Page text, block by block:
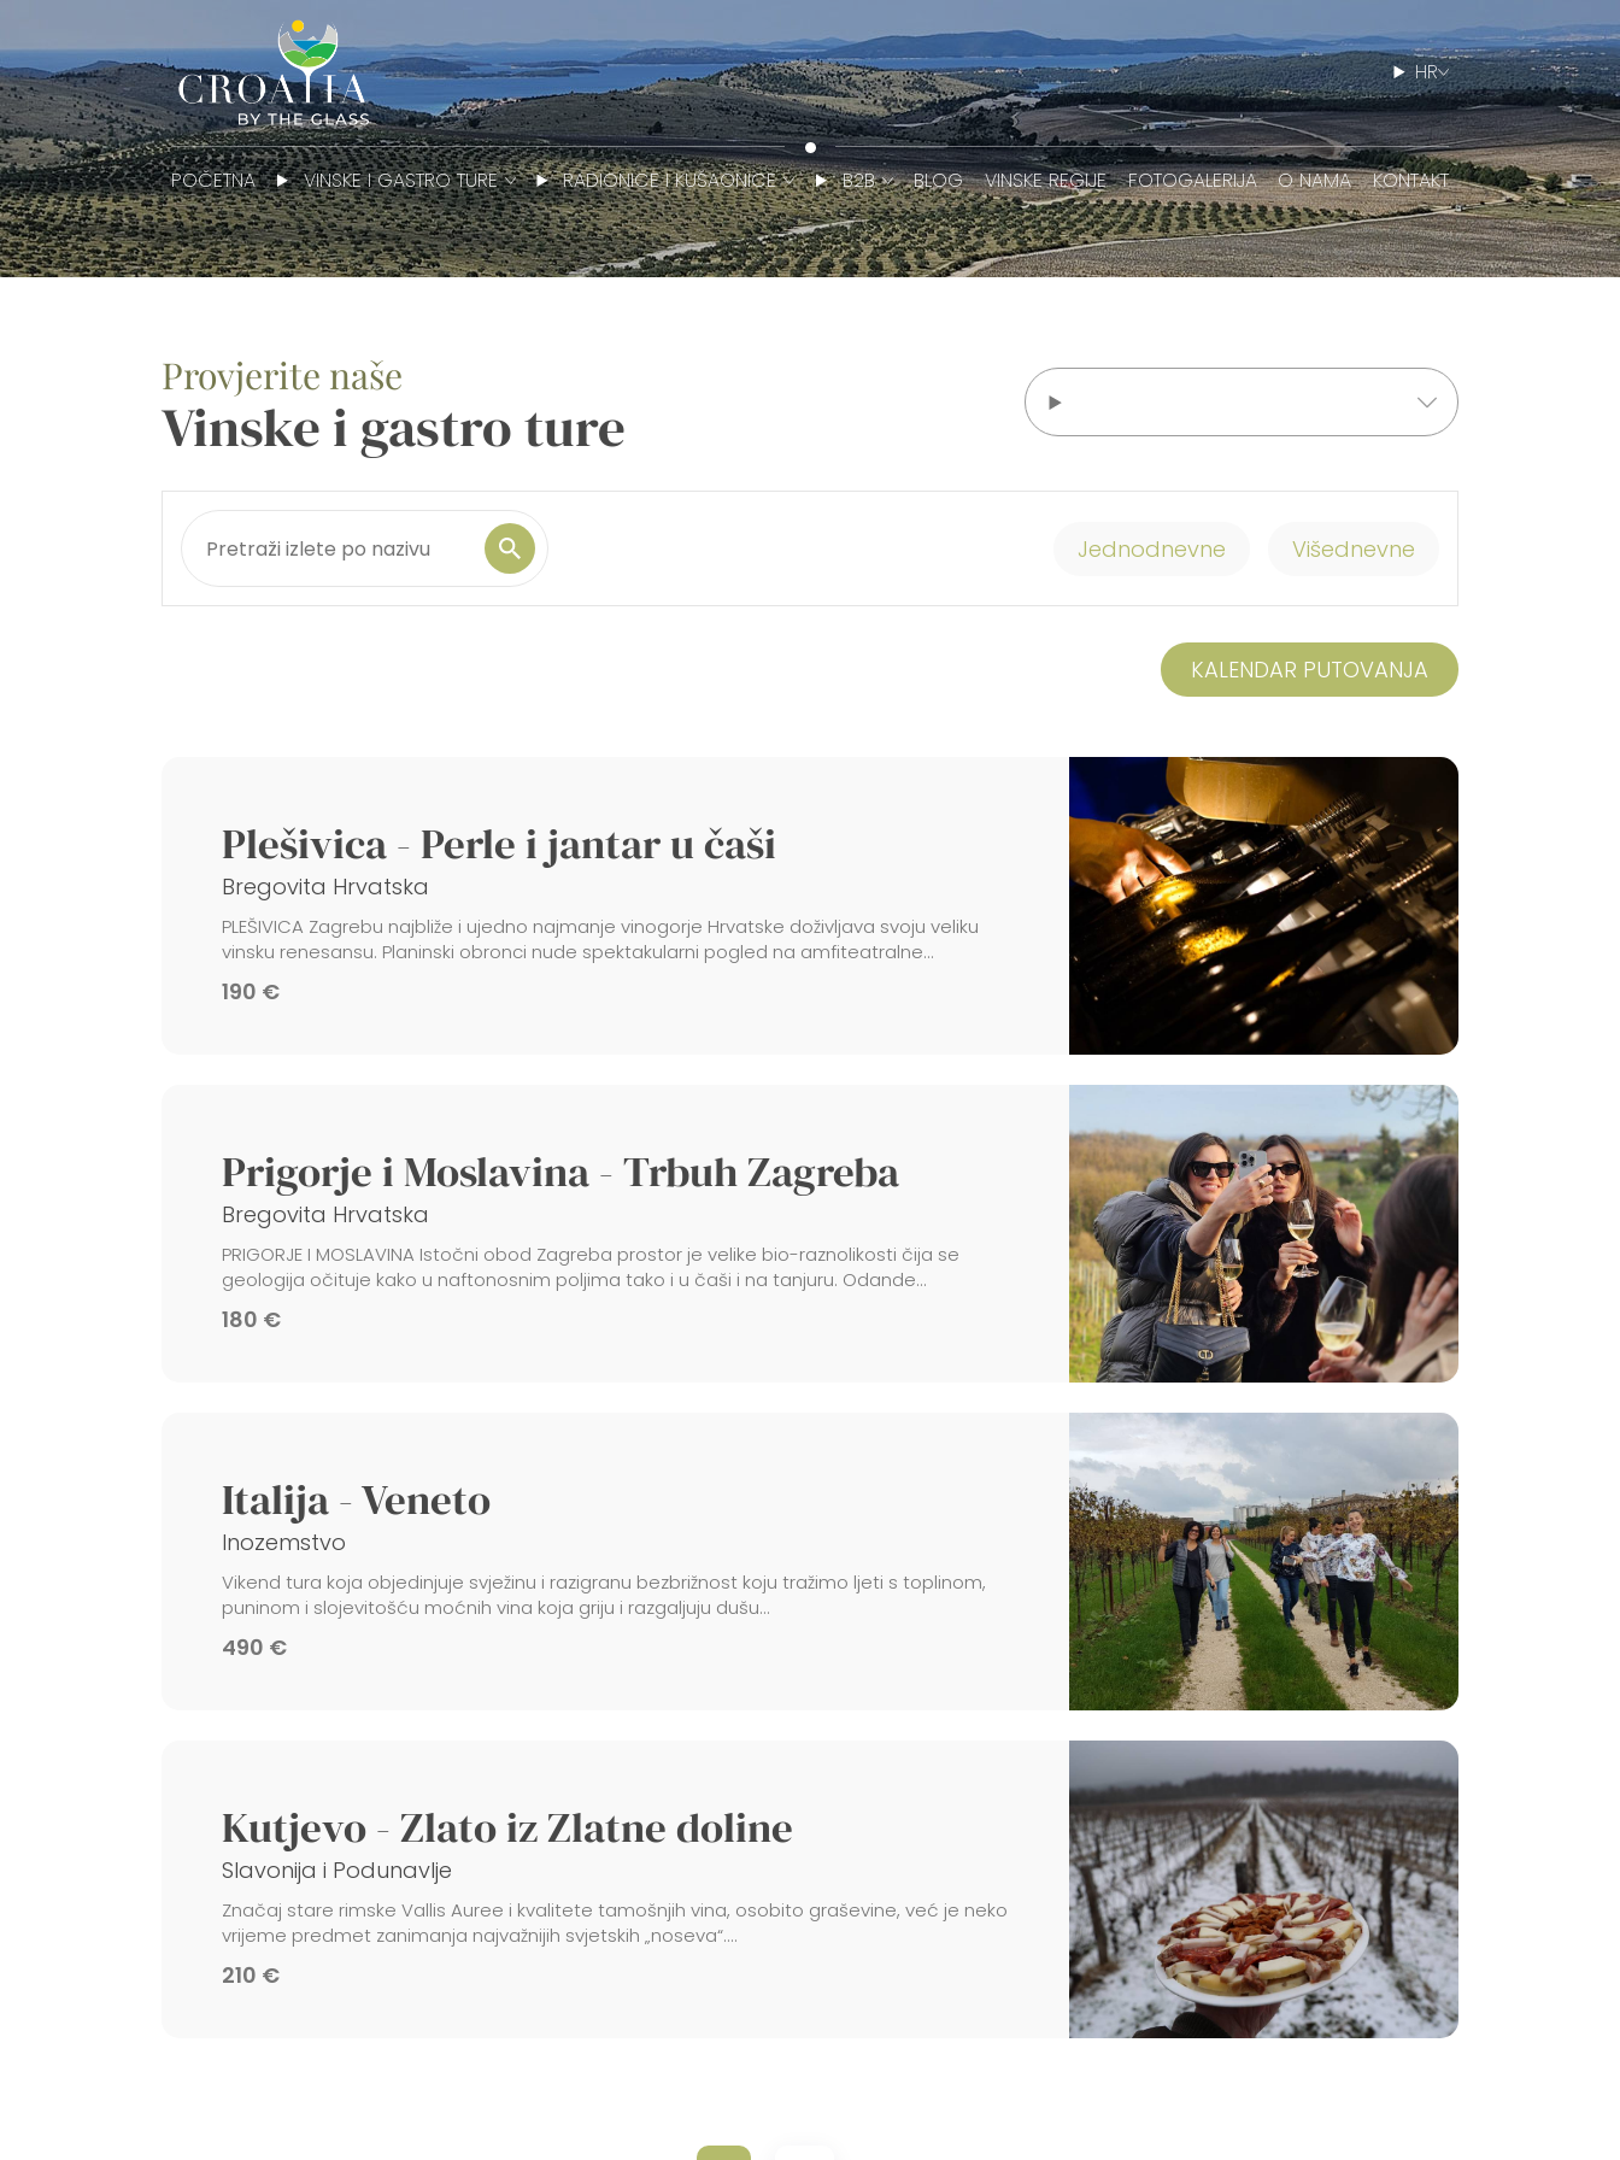
HR
POČETNA VINSKE I GASTRO TURE RADIONICE I KUŠAONICE B2B BLOG VINSKE REGIJE FOTOGALERIJA O NAMA KONTAKT
Provjerite naše
Vinske i gastro ture
Jednodnevne Višednevne
KALENDAR PUTOVANJA
Plešivica - Perle i jantar u čaši
Bregovita Hrvatska
PLEŠIVICA Zagrebu najbliže i ujedno najmanje vinogorje Hrvatske doživljava svoju veliku
vinsku renesansu. Planinski obronci nude spektakularni pogled na amfiteatralne...
190 €
Prigorje i Moslavina - Trbuh Zagreba
Bregovita Hrvatska
PRIGORJE I MOSLAVINA Istočni obod Zagreba prostor je velike bio-raznolikosti čija se
geologija očituje kako u naftonosnim poljima tako i u čaši i na tanjuru. Odande...
180 €
Italija - Veneto
Inozemstvo
Vikend tura koja objedinjuje svježinu i razigranu bezbrižnost koju tražimo ljeti s toplinom,
puninom i slojevitošću moćnih vina koja griju i razgaljuju dušu...
490 €
Kutjevo - Zlato iz Zlatne doline
Slavonija i Podunavlje
Značaj stare rimske Vallis Auree i kvalitete tamošnjih vina, osobito graševine, već je neko
vrijeme predmet zanimanja najvažnijih svjetskih „noseva“....
210 €